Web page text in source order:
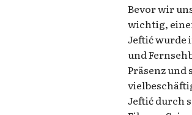
Bevor wir
wichtig,
Jeftić wurde
und
Präsenz und
Jeftić durch